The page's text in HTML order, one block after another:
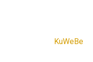
KuWeBe